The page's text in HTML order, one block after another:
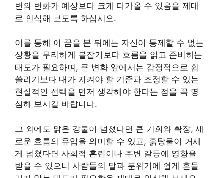
변의 변화가 예상보다 크게 다가올 수 있음을 제대
로 인식해 보도록 하십시오.
이를 통해 이 꿈을 본 뒤에는 자신이 통제할 수 없는
상황을 무리하게 붙잡기보다 흐름을 읽고 준비하는
태도가 필요하며, 큰 변화 앞에서는 감정적으로 휩
쓸리기보다 내가 지켜야 할 기준과 조정할 수 있는
현실적인 선택을 먼저 생각해야 한다는 점을 꼭 명
심해 보시길 바랍니다.
그 외에도 맑은 강물이 넘쳤다면 큰 기회와 확장, 새
로운 흐름의 유입을 의미할 수 있고, 흙탕물이 거세
게 넘쳤다면 사회적 혼란이나 주변 갈등에 영향을
받을 수 있으니 사람들의 말과 분위기에 쉽게 흔들